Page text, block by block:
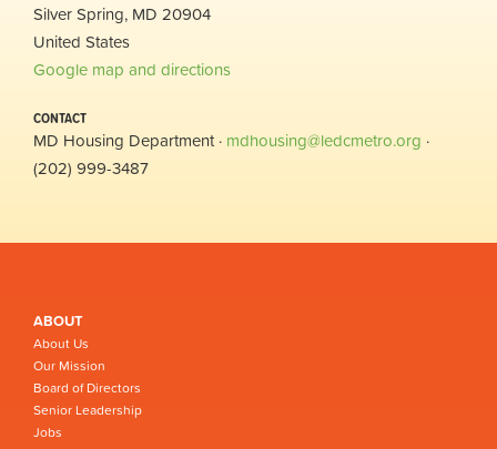
Silver Spring, MD 20904
United States
Google map and directions
CONTACT
MD Housing Department · mdhousing@ledcmetro.org ·
(202) 999-3487
ABOUT
About Us
Our Mission
Board of Directors
Senior Leadership
Jobs